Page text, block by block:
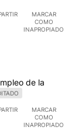
MARCAR
COMO
INAPROPIADO
de la
MARCAR
COMO
INAPROPIADO